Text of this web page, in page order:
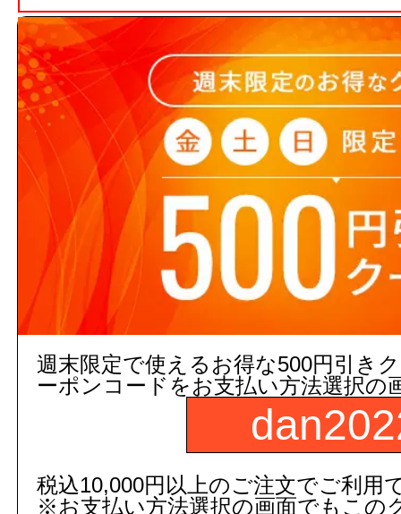
3,000円以上(税込)のご注文
５営業日出荷(メーカー手配品)
商品コード：
108268000000
品番：
TN504-1
販売価格
数量
週末限定で使えるお得な500円引き
ーポンコードをお支払い方法選択の
税込10,000円以上のご注文でご利用
※お支払い方法選択の画面でもこの